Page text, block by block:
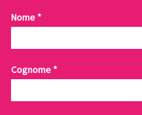
Contattaci
Nome*
Cognome*